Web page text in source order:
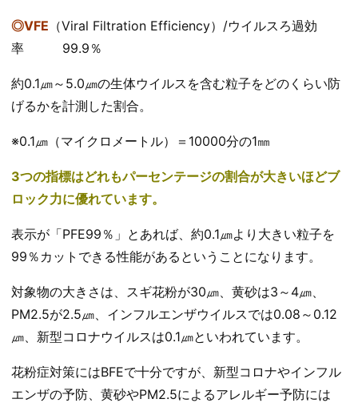
◎VFE （Viral Filtration Efficiency）/ウイルスろ過効
率 99.9％
約0.1㎛～5.0㎛の生体ウイルスを含む粒子をどのくらい防
げるかを計測した割合。
※0.1㎛（マイクロメートル）＝10000分の1㎜
3つの指標はどれもパーセンテージの割合が大きいほどブ
ロック力に優れています。
表示が「PFE99％」とあれば、約0.1㎛より大きい粒子を
99％カットできる性能があるということになります。
対象物の大きさは、スギ花粉が30㎛、黄砂は3～4㎛、
PM2.5が2.5㎛、インフルエンザウイルスでは0.08～0.12
㎛、新型コロナウイルスは0.1㎛といわれています。
花粉症対策にはBFEで十分ですが、新型コロナやインフル
エンザの予防、黄砂やPM2.5によるアレルギー予防には